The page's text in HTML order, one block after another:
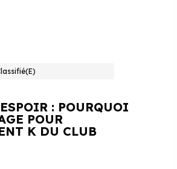
: POURQUOI
POUR
K DU CLUB